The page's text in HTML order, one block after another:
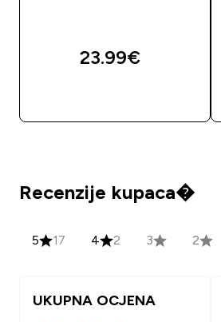
23.99€‎
Recenzije kupaca�
5 17 4 2 3 2
UKUPNA OCJENA